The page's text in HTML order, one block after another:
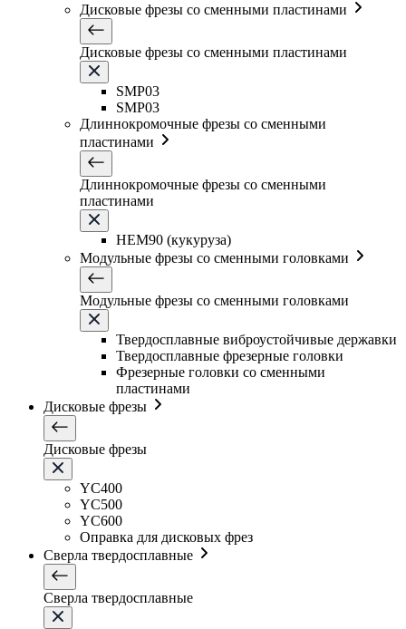
Дисковые фрезы со сменными пластинами
Дисковые фрезы со сменными пластинами
SMP03
SMP03
Длиннокромочные фрезы со сменными
пластинами
Длиннокромочные фрезы со сменными
пластинами
HEM90 (кукуруза)
Модульные фрезы со сменными головками
Модульные фрезы со сменными головками
Твердосплавные виброустойчивые державки
Твердосплавные фрезерные головки
Фрезерные головки со сменными
пластинами
Дисковые фрезы
Дисковые фрезы
YC400
YC500
YC600
Оправка для дисковых фрез
Сверла твердосплавные
Сверла твердосплавные